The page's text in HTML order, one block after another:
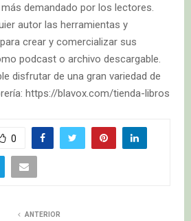
demandado por los lectores.
autor las herramientas y
crear y comercializar sus
podcast o archivo descargable.
disfrutar de una gran variedad de
https://blavox.com/tienda-libros
0
ANTERIOR